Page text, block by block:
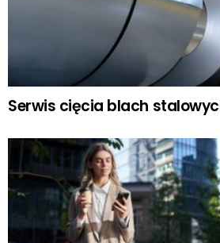
Serwis cięcia blach